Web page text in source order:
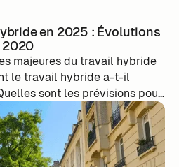
en 2025 : Évolutions
2020
majeures du travail hybride
le travail hybride a-t-il
sont les prévisions pour